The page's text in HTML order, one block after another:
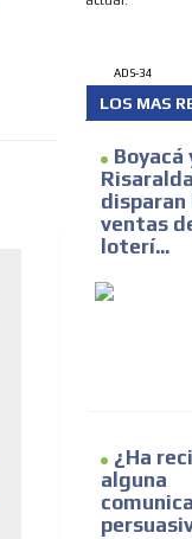
ADS-34
LOS MAS
Boyacá
Risaralda
disparan
ventas
loterí...
¿Ha
alguna